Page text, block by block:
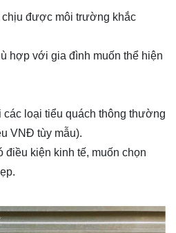
được môi trường khắc
hợp với gia đình muốn thể hiện
loại tiểu quách thông thường
VNĐ tùy mẫu).
điều kiện kinh tế, muốn chọn